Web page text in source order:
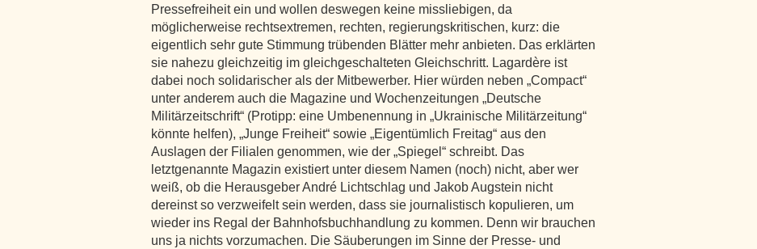
Pressefreiheit ein und wollen deswegen keine missliebigen, da
möglicherweise rechtsextremen, rechten, regierungskritischen, kurz: die
eigentlich sehr gute Stimmung trübenden Blätter mehr anbieten. Das erklärten
sie nahezu gleichzeitig im gleichgeschalteten Gleichschritt. Lagardère ist
dabei noch solidarischer als der Mitbewerber. Hier würden neben „Compact“
unter anderem auch die Magazine und Wochenzeitungen „Deutsche
Militärzeitschrift“ (Protipp: eine Umbenennung in „Ukrainische Militärzeitung“
könnte helfen), „Junge Freiheit“ sowie „Eigentümlich Freitag“ aus den
Auslagen der Filialen genommen, wie der „Spiegel“ schreibt. Das
letztgenannte Magazin existiert unter diesem Namen (noch) nicht, aber wer
weiß, ob die Herausgeber André Lichtschlag und Jakob Augstein nicht
dereinst so verzweifelt sein werden, dass sie journalistisch kopulieren, um
wieder ins Regal der Bahnhofsbuchhandlung zu kommen. Denn wir brauchen
uns ja nichts vorzumachen. Die Säuberungen im Sinne der Presse- und